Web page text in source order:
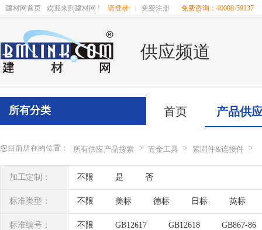
建材网首页 欢迎来到建材网 ! 请登录 免费注册 免费咨询：40088-59137
供应频道
首页 产品供
所有分类
您目前所在的位置： 所有供应产品搜索 > 五金工具 > 紧固件&连接件 >
加工定制： 不限 是 否
标准类型： 不限 美标 德标 日标 英标
标准编号： 不限 GB12617 GB12618 GB867-86